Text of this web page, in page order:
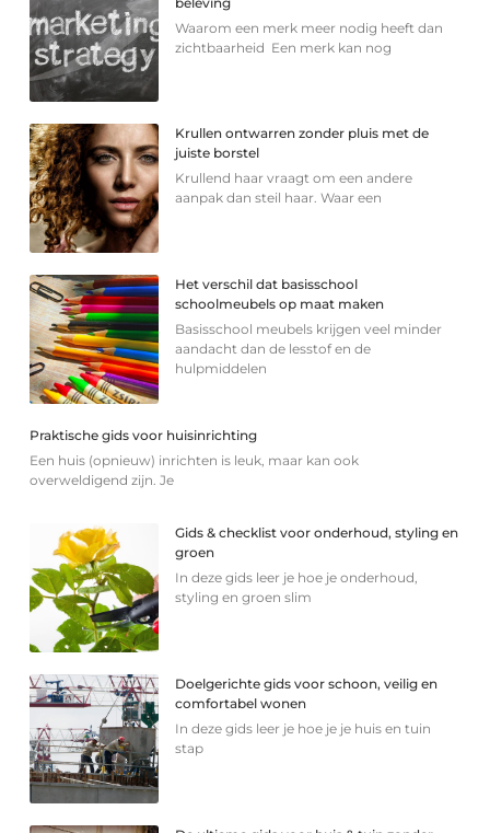
Waarom een merk meer nodig heeft dan
zichtbaarheid Een merk kan nog
Krullen ontwarren zonder pluis met de
juiste borstel
Krullend haar vraagt om een andere
aanpak dan steil haar. Waar een
Het verschil dat basisschool
schoolmeubels op maat maken
Basisschool meubels krijgen veel minder
aandacht dan de lesstof en de
hulpmiddelen
Praktische gids voor huisinrichting
Een huis (opnieuw) inrichten is leuk, maar kan ook
overweldigend zijn. Je
Gids & checklist voor onderhoud, styling en
groen
In deze gids leer je hoe je onderhoud,
styling en groen slim
Doelgerichte gids voor schoon, veilig en
comfortabel wonen
In deze gids leer je hoe je je huis en tuin
stap